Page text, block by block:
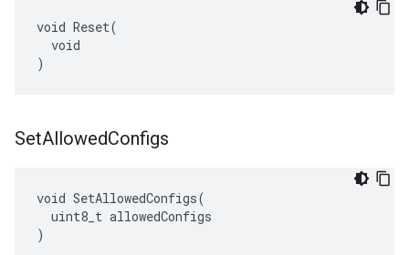
void Reset(
  void
)
SetAllowedConfigs
void SetAllowedConfigs(
  uint8_t allowedConfigs
)